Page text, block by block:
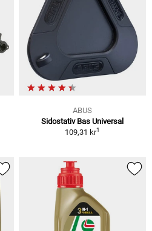
ABUS
Sidostativ Bas Universal
109,31 kr1